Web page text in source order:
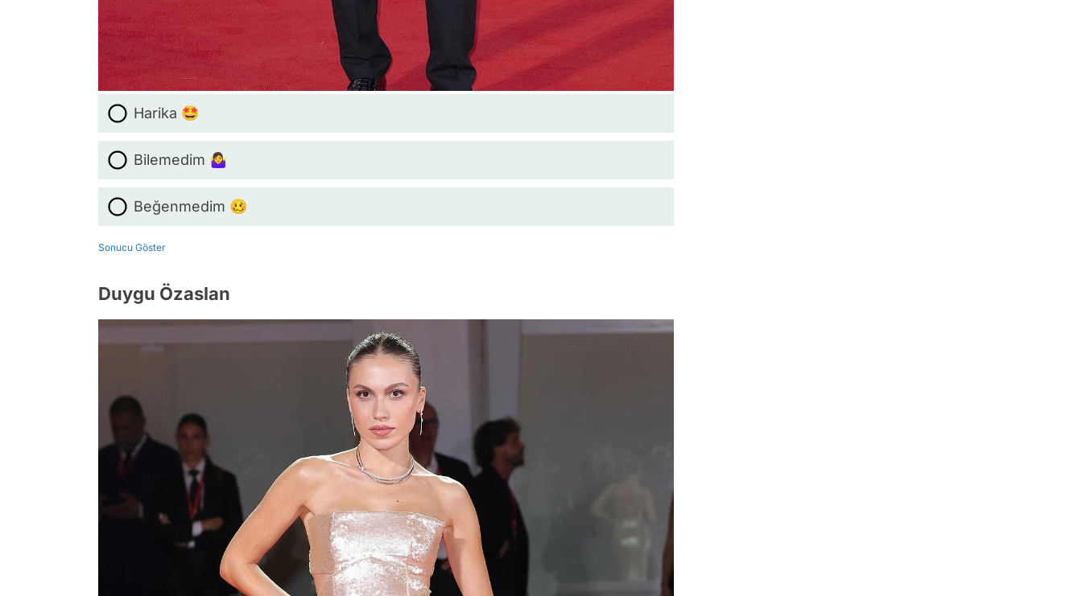
Harika 🤩
Bilemedim 🤷‍♀️
Beğenmedim 🥴
Sonucu Göster
Duygu Özaslan